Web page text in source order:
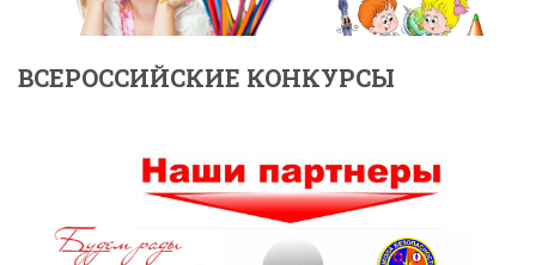
ВСЕРОССИЙСКИЕ КОНКУРСЫ